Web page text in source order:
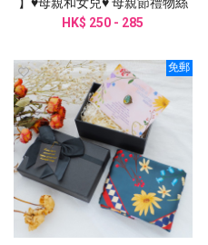
巾禮盒
HK$ 250 - 285
免郵